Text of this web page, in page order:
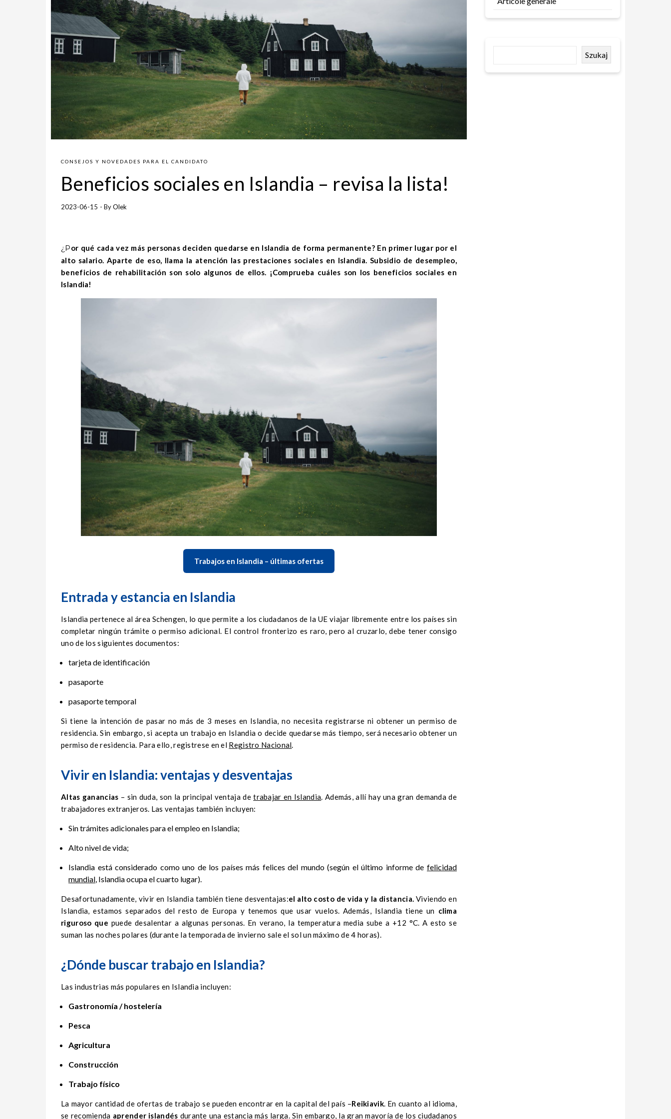
CONSEJOS Y NOVEDADES PARA EL CANDIDATO
Beneficios sociales en Islandia – revisa la lista!
2023-06-15 - ByOlek
¿Por qué cada vez más personas deciden quedarse en Islandia de forma permanente? En primer lugar por el
alto salario. Aparte de eso, llama la atención las prestaciones sociales en Islandia. Subsidio de desempleo,
beneficios de rehabilitación son solo algunos de ellos. ¡Comprueba cuáles son los beneficios sociales en
Islandia!
Trabajos en Islandia – últimas ofertas
Entrada y estancia en Islandia
Islandia pertenece al área Schengen, lo que permite a los ciudadanos de la UE viajar libremente entre los países sin
completar ningún trámite o permiso adicional. El control fronterizo es raro, pero al cruzarlo, debe tener consigo
uno de los siguientes documentos:
tarjeta de identificación
pasaporte
pasaporte temporal
Si tiene la intención de pasar no más de 3 meses en Islandia, no necesita registrarse ni obtener un permiso de
residencia. Sin embargo, si acepta un trabajo en Islandia o decide quedarse más tiempo, será necesario obtener un
permiso de residencia. Para ello, registrese en el Registro Nacional.
Vivir en Islandia: ventajas y desventajas
Altas ganancias – sin duda, son la principal ventaja detrabajar en Islandia. Además, allí hay una gran demanda de
trabajadores extranjeros. Las ventajas también incluyen:
Sin trámites adicionales para el empleo en Islandia;
Alto nivel de vida;
Islandia está considerado como uno de los países más felices del mundo (según el último informe de felicidad
mundial , Islandia ocupa el cuarto lugar).
Desafortunadamente, vivir en Islandia también tiene desventajas:el alto costo de vida y la distancia.Viviendo en
Islandia, estamos separados del resto de Europa y tenemos que usar vuelos. Además, Islandia tiene un clima
riguroso que puede desalentar a algunas personas. En verano, la temperatura media sube a +12 °C. A esto se
suman las noches polares (durante la temporada de invierno sale el sol un máximo de 4 horas).
¿Dónde buscar trabajo en Islandia?
Las industrias más populares en Islandia incluyen:
Gastronomía / hostelería
Pesca
Agricultura
Construcción
Trabajo físico
La mayor cantidad de ofertas de trabajo se pueden encontrar en la capital del país –Reikiavik. En cuanto al idioma,
se recomienda aprender islandés durante una estancia más larga. Sin embargo, la gran mayoría de los ciudadanos
Szukaj